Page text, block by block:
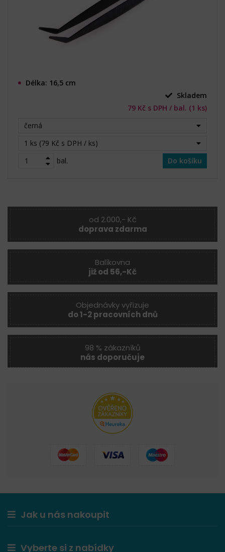
Délka: 16,5 cm
Skladem
79 Kč s DPH / bal. (1 ks)
černá
1 ks (79 Kč s DPH / ks)
bal.
Do košíku
od 2.000,- Kč
doprava zdarma
Balíkovna
již od 56,-Kč
Objednávky vyřizuje
do 1-2 pracovních dnů
98 % zákazníků
nás doporučuje
Jak u nás nakoupit
Vyberte si z nabídky